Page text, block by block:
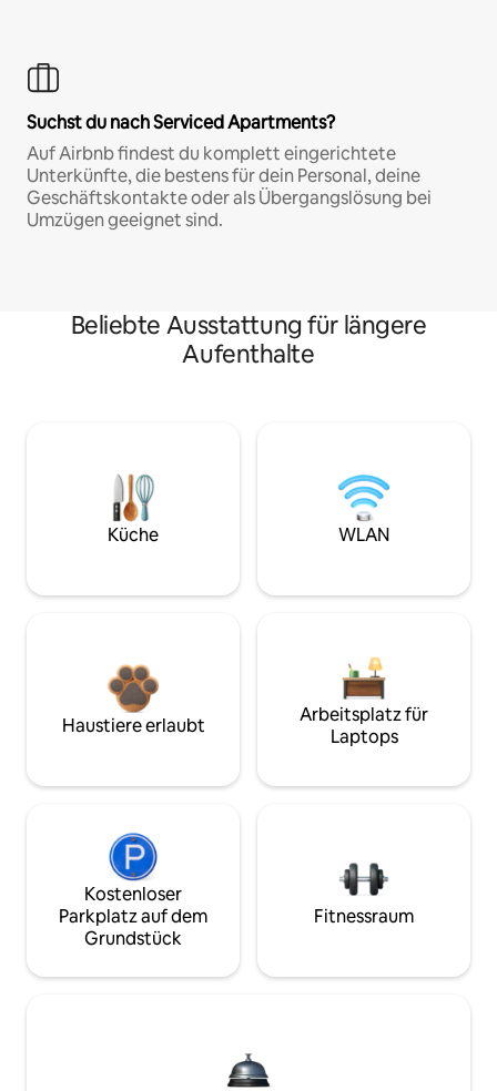
Suchst du nach Serviced Apartments?
Auf Airbnb findest du komplett eingerichtete
Unterkünfte, die bestens für dein Personal, deine
Geschäftskontakte oder als Übergangslösung bei
Umzügen geeignet sind.
Beliebte Ausstattung für längere
Aufenthalte
Küche WLAN
Haustiere erlaubt
Arbeitsplatz für
Laptops
Kostenloser
Parkplatz auf dem
Grundstück
Fitnessraum